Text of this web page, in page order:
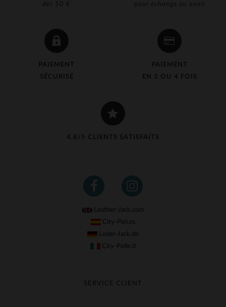
dès 50 €
pour échange ou avoir
PAIEMENT
SÉCURISÉ
PAIEMENT
EN 3 OU 4 FOIS
4,8/5 CLIENTS SATISFAITS
Leather-Jack.com
City-Piel.es
Leder-Jack.de
City-Pelle.it
SERVICE CLIENT